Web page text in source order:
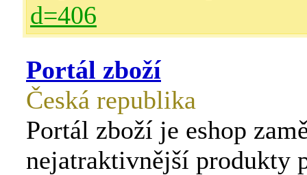
d=406
Portál zboží
Česká republika
Portál zboží je eshop
nejatraktivnější produkty